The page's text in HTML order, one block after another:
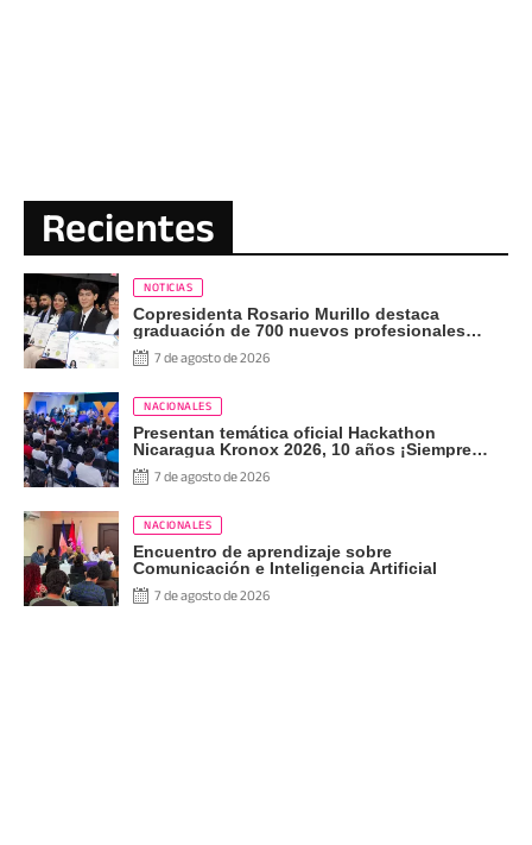
Recientes
NOTICIAS
Copresidenta Rosario Murillo destaca
graduación de 700 nuevos profesionales
Pueblo Presidente
7 de agosto de 2026
NACIONALES
Presentan temática oficial Hackathon
Nicaragua Kronox 2026, 10 años ¡Siempre
Más Allá!
7 de agosto de 2026
NACIONALES
Encuentro de aprendizaje sobre
Comunicación e Inteligencia Artificial
7 de agosto de 2026